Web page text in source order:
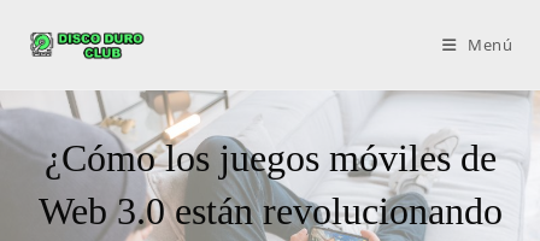
Menú
¿Cómo los juegos móviles de
Web 3.0 están revolucionando